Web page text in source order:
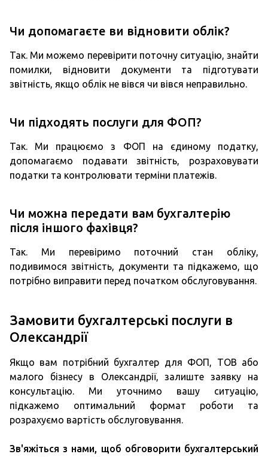
Чи допомагаєте ви відновити облік?
Так. Ми можемо перевірити поточну ситуацію, знайти
помилки, відновити документи та підготувати
звітність, якщо облік не вівся чи вівся неправильно.
Чи підходять послуги для ФОП?
Так. Ми працюємо з ФОП на єдиному податку,
допомагаємо подавати звітність, розраховувати
податки та контролювати терміни платежів.
Чи можна передати вам бухгалтерію
після іншого фахівця?
Так. Ми перевіримо поточний стан обліку,
подивимося звітність, документи та підкажемо, що
потрібно виправити перед початком обслуговування.
Замовити бухгалтерські послуги в
Олександрії
Якщо вам потрібний бухгалтер для ФОП, ТОВ або
малого бізнесу в Олександрії, залиште заявку на
консультацію. Ми уточнимо вашу ситуацію,
підкажемо оптимальний формат роботи та
розрахуємо вартість обслуговування.
Зв'яжіться з нами, щоб обговорити бухгалтерський